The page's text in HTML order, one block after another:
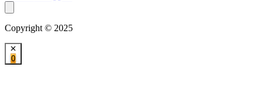
Copyright © 2025
0